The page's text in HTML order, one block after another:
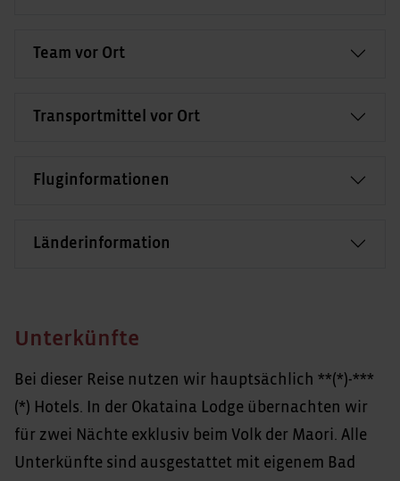
Team vor Ort
Transportmittel vor Ort
Fluginformationen
Länderinformation
Unterkünfte
Bei dieser Reise nutzen wir hauptsächlich **(*)-***
(*) Hotels. In der Okataina Lodge übernachten wir
für zwei Nächte exklusiv beim Volk der Maori. Alle
Unterkünfte sind ausgestattet mit eigenem Bad